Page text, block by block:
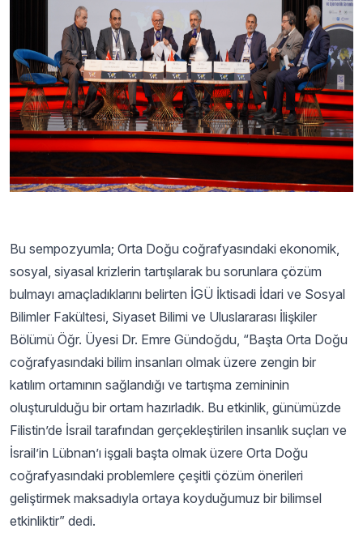
Bu sempozyumla; Orta Doğu coğrafyasındaki ekonomik,
sosyal, siyasal krizlerin tartışılarak bu sorunlara çözüm
bulmayı amaçladıklarını belirten İGÜ İktisadi İdari ve Sosyal
Bilimler Fakültesi, Siyaset Bilimi ve Uluslararası İlişkiler
Bölümü Öğr. Üyesi Dr. Emre Gündoğdu, “Başta Orta Doğu
coğrafyasındaki bilim insanları olmak üzere zengin bir
katılım ortamının sağlandığı ve tartışma zemininin
oluşturulduğu bir ortam hazırladık. Bu etkinlik, günümüzde
Filistin’de İsrail tarafından gerçekleştirilen insanlık suçları ve
İsrail’in Lübnan’ı işgali başta olmak üzere Orta Doğu
coğrafyasındaki problemlere çeşitli çözüm önerileri
geliştirmek maksadıyla ortaya koyduğumuz bir bilimsel
etkinliktir” dedi.